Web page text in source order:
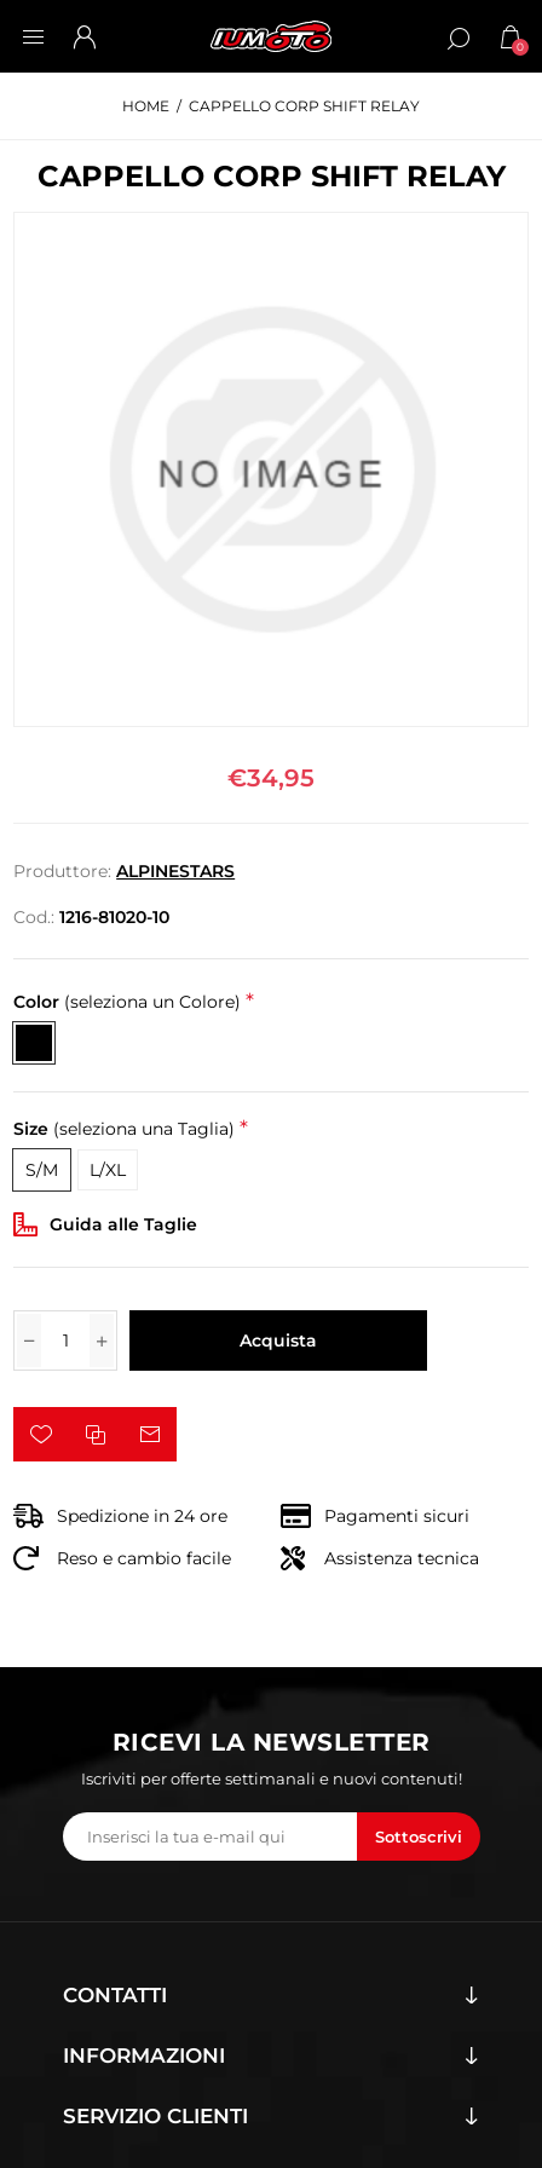
0
HOME / CAPPELLO CORP SHIFT RELAY
CAPPELLO CORP SHIFT RELAY
€34,95
Produttore: ALPINESTARS
Cod.: 1216-81020-10
Color (seleziona un Colore) *
Size (seleziona una Taglia) *
S/M L/XL
Guida alle Taglie
Acquista
Spedizione in 24 ore
Pagamenti sicuri
Reso e cambio facile
Assistenza tecnica
RICEVI LA NEWSLETTER
Iscriviti per offerte settimanali e nuovi contenuti!
Sottoscrivi
CONTATTI
INFORMAZIONI
SERVIZIO CLIENTI